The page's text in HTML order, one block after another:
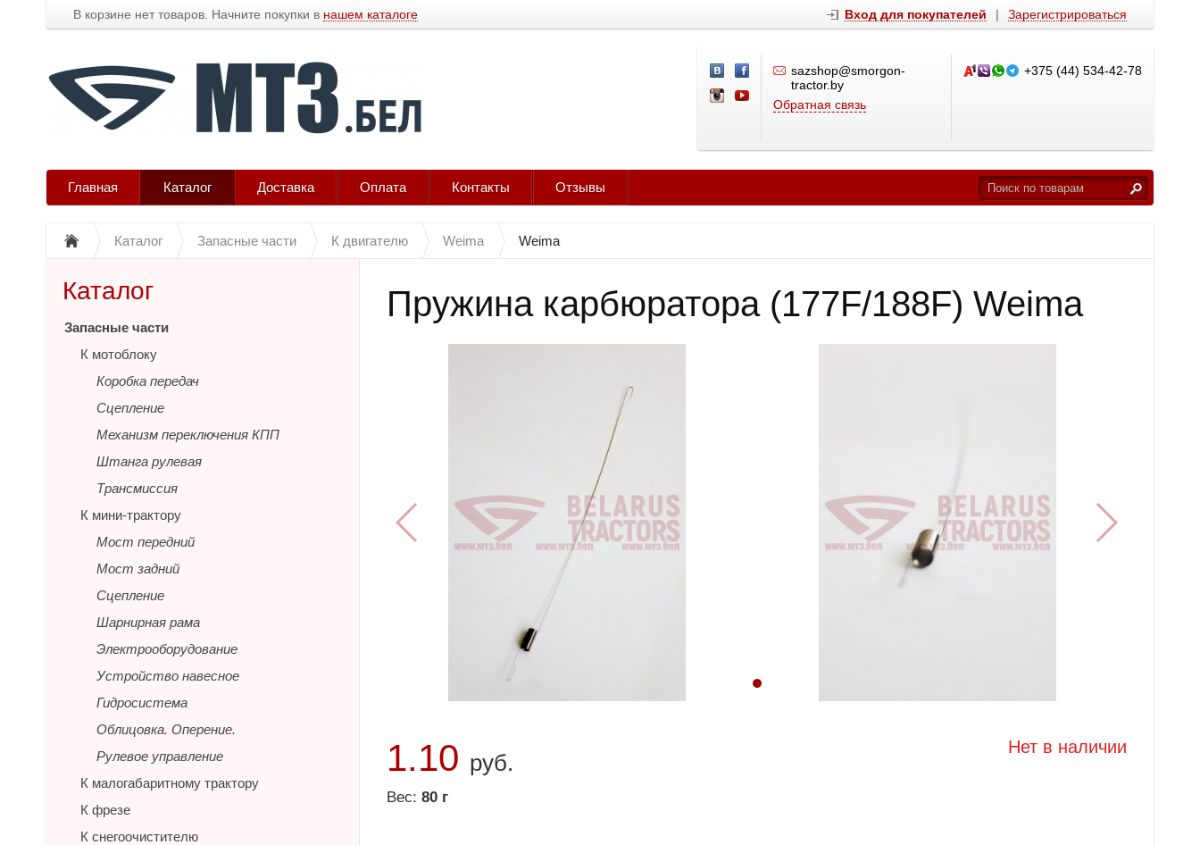
В корзине нет товаров. Начните покупки в нашем каталоге Вход для покупателей | Зарегистрироваться
sazshop@smorgon-
tractor.by
Обратная связь
+375 (44) 534-42-78
Главная Каталог Доставка Оплата Контакты Отзывы
Каталог Запасные части К двигателю Weima Weima
Пружина карбюратора (177F/188F) Weima
1.10 руб.
Вес: 80 г
Нет в наличии
Каталог
Запасные части
К мотоблоку
Коробка передач
Сцепление
Механизм переключения КПП
Штанга рулевая
Трансмиссия
К мини-трактору
Мост передний
Мост задний
Сцепление
Шарнирная рама
Электрооборудование
Устройство навесное
Гидросистема
Облицовка. Оперение.
Рулевое управление
К малогабаритному трактору
К фрезе
К снегоочистителю